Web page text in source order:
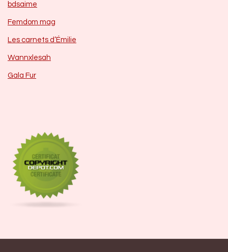
bdsaime
Femdom mag
Les carnets d’Émilie
Wannxlesah
Gala Fur